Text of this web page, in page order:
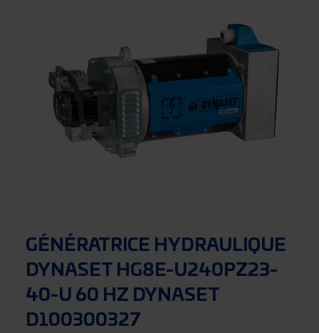
GÉNÉRATRICE HYDRAULIQUE
DYNASET HG8E-U240PZ23-
40-U 60 HZ DYNASET
D100300327